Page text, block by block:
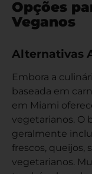
Opções
Veganos
Alternativas
Embora a
baseada em
em Miami
vegetarianos. O
geralmente
frescos, queijos,
vegetarianos.